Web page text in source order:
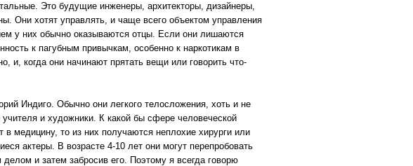
Это будущие инженеры, архитекторы, дизайнеры,
Они хотят управлять, и чаще всего объектом управления
у них обычно оказываются отцы. Если они лишаются
к пагубным привычкам, особенно к наркотикам в
и, когда они начинают прятать вещи или говорить что-
Индиго. Обычно они легкого телосложения, хоть и не
и художники. К какой бы сфере человеческой
медицину, то из них получаются неплохие хирурги или
актеры. В возрасте 4-10 лет они могут перепробовать
и затем забросив его. Поэтому я всегда говорю